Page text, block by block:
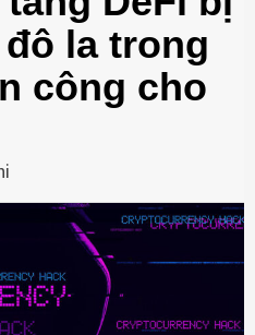
la trong
công cho